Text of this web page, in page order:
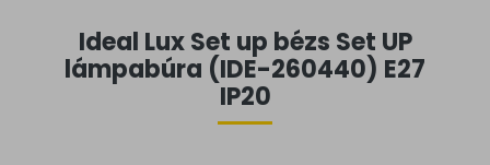
Ideal Lux Set up bézs Set UP
lámpabúra (IDE-260440) E27
IP20